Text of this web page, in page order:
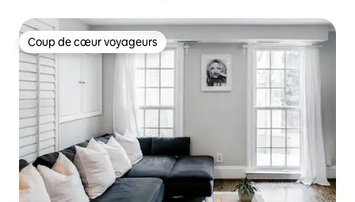
Coup de cœur voyageurs
Coup de cœur voyageurs